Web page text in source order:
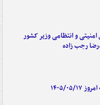
و انتظامی وزیر کشور
رجب زاده
۰۵/۱۷